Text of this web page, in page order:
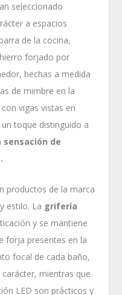
seleccionado
a espacios
de la cocina,
forjado por
hechas a medida
de mimbre en la
vigas vistas en
toque distinguido a
sensación de
productos de la marca
estilo. La grifería
y se mantiene
forja presentes en la
focal de cada baño,
mientras que
LED son prácticos y